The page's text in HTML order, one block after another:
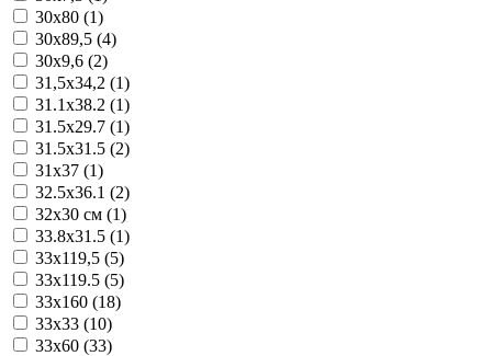
30x80 (1)
30x89,5 (4)
30x9,6 (2)
31,5x34,2 (1)
31.1x38.2 (1)
31.5x29.7 (1)
31.5x31.5 (2)
31x37 (1)
32.5x36.1 (2)
32x30 см (1)
33.8x31.5 (1)
33x119,5 (5)
33x119.5 (5)
33x160 (18)
33x33 (10)
33x60 (33)